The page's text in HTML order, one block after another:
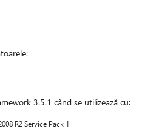
3.5.1 când se utilizează cu:
R2 Service Pack 1